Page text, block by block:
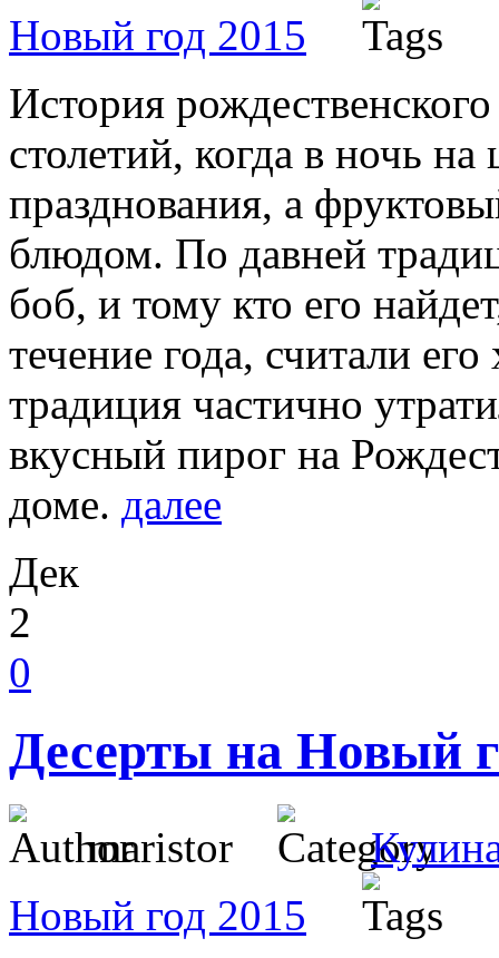
Новый год 2015
История
столетий, когда в ночь
празднования, а
блюдом. По давней
боб, и тому кто его
течение года, считали
традиция частично
вкусный пирог на
доме. далее
Дек
2
0
Десерты на Новый
maristor
Новый год 2015